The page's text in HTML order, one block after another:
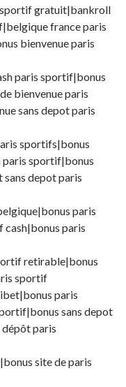
gratuit|bankroll
france paris
bienvenue paris
paris sportif|bonus
bienvenue paris
sans depot paris
sportifs|bonus
paris sportif|bonus
depot paris
paris
paris
retirable|bonus
sportif
paris
sans depot
paris
site de paris